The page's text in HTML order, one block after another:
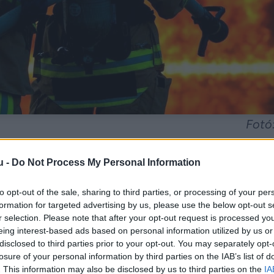
- Do Not Process My Personal Information
opt-out of the sale, sharing to third parties, or processing of your
for targeted advertising by us, please use the below opt-out
selection. Please note that after your opt-out request is processed
interest-based ads based on personal information utilized by us
to third parties prior to your opt-out. You may separately
of your personal information by third parties on the IAB’s list of
This information may also be disclosed by us to third parties on the
tettek meg mindent a tűzoltók, már nem